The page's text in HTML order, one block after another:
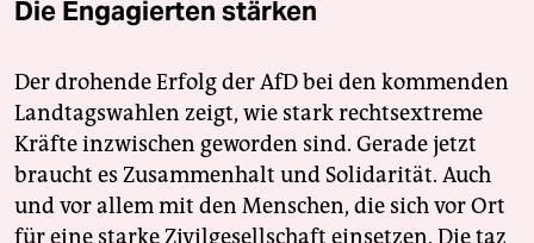
Die Engagierten stärken
Der drohende Erfolg der AfD bei den kommenden
Landtagswahlen zeigt, wie stark rechtsextreme
Kräfte inzwischen geworden sind. Gerade jetzt
braucht es Zusammenhalt und Solidarität. Auch
und vor allem mit den Menschen, die sich vor Ort
für eine starke Zivilgesellschaft einsetzen. Die taz